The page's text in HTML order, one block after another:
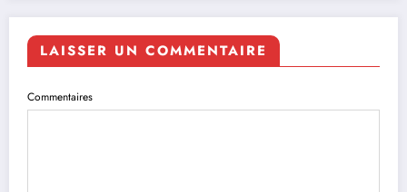
LAISSER UN COMMENTAIRE
Commentaires